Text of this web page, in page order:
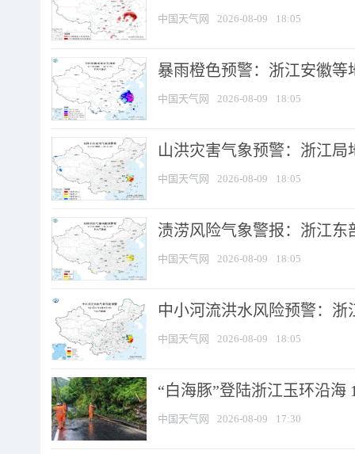
中国天气网 2026-08-09 18:05
暴雨橙色预警：浙江安徽等
中国天气网 2026-08-09 18:05
山洪灾害气象预警：浙江
中国天气网 2026-08-09 18:05
渍涝风险气象警报：浙江
中国天气网 2026-08-09 18:05
中小河流洪水风险预警：
中国天气网 2026-08-09 18:05
“白海豚”登陆浙江玉环沿海
中国天气网 2026-08-09 17:30